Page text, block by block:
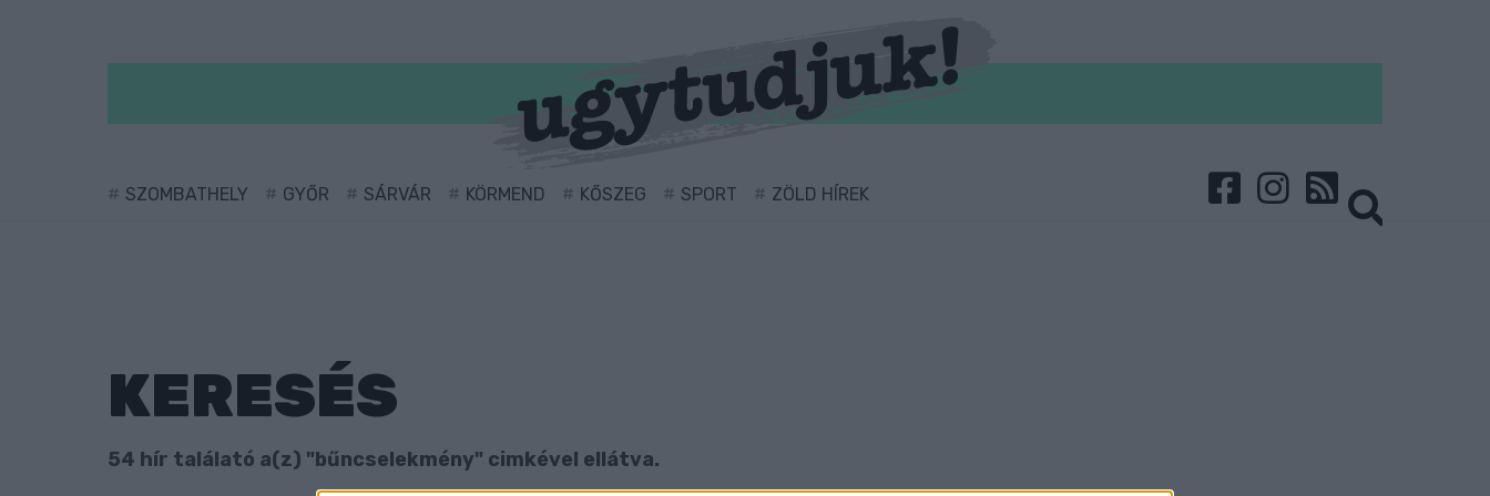
SZOMBATHELY GYŐR SÁRVÁR KÖRMEND KŐSZEG SPORT ZÖLD HÍREK
KERESÉS
54 hír találató a(z) "bűncselekmény" cimkével ellátva.